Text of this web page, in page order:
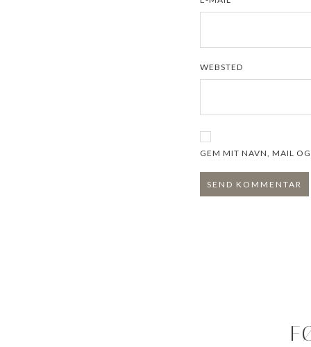
WEBSTED
GEM MIT NAVN, MAIL